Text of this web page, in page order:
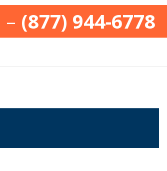
– (877) 944-6778